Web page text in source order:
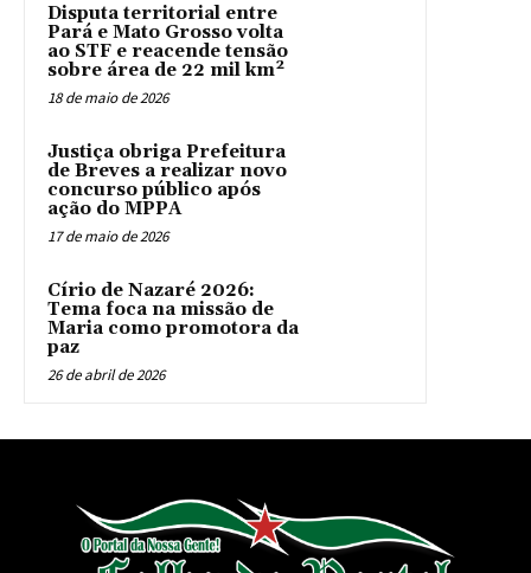
Disputa territorial entre
Pará e Mato Grosso volta
ao STF e reacende tensão
sobre área de 22 mil km²
18 de maio de 2026
Justiça obriga Prefeitura
de Breves a realizar novo
concurso público após
ação do MPPA
17 de maio de 2026
Círio de Nazaré 2026:
Tema foca na missão de
Maria como promotora da
paz
26 de abril de 2026